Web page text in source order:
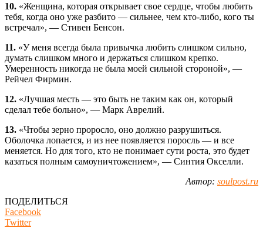
10. «Женщина, которая открывает свое сердце, чтобы любить
тебя, когда оно уже разбито — сильнее, чем кто-либо, кого ты
встречал», — Стивен Бенсон.
11. «У меня всегда была привычка любить слишком сильно,
думать слишком много и держаться слишком крепко.
Умеренность никогда не была моей сильной стороной», —
Рейчел Фирмин.
12. «Лучшая месть — это быть не таким как он, который
сделал тебе больно», — Марк Аврелий.
13. «Чтобы зерно проросло, оно должно разрушиться.
Оболочка лопается, и из нее появляется поросль — и все
меняется. Но для того, кто не понимает сути роста, это будет
казаться полным самоуничтожением», — Синтия Окселли.
Автор: soulpost.ru
ПОДЕЛИТЬСЯ
Facebook
Twitter